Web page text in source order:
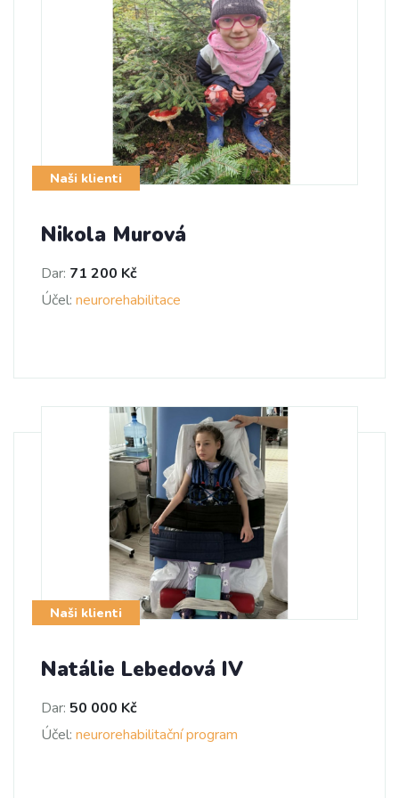
Naši klienti
Nikola Murová
Dar: 71 200 Kč
Účel: neurorehabilitace
Naši klienti
Natálie Lebedová IV
Dar: 50 000 Kč
Účel: neurorehabilitační program